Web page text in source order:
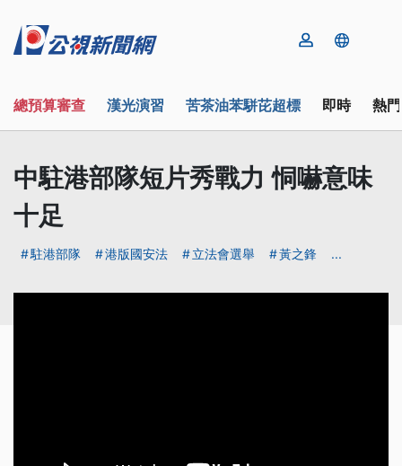
總預算審查 漢光演習 苦茶油苯駢芘超標 即時 熱
中駐港部隊短片秀戰力 恫嚇意味
十足
駐港部隊 港版國安法 立法會選舉 黃之鋒 ...